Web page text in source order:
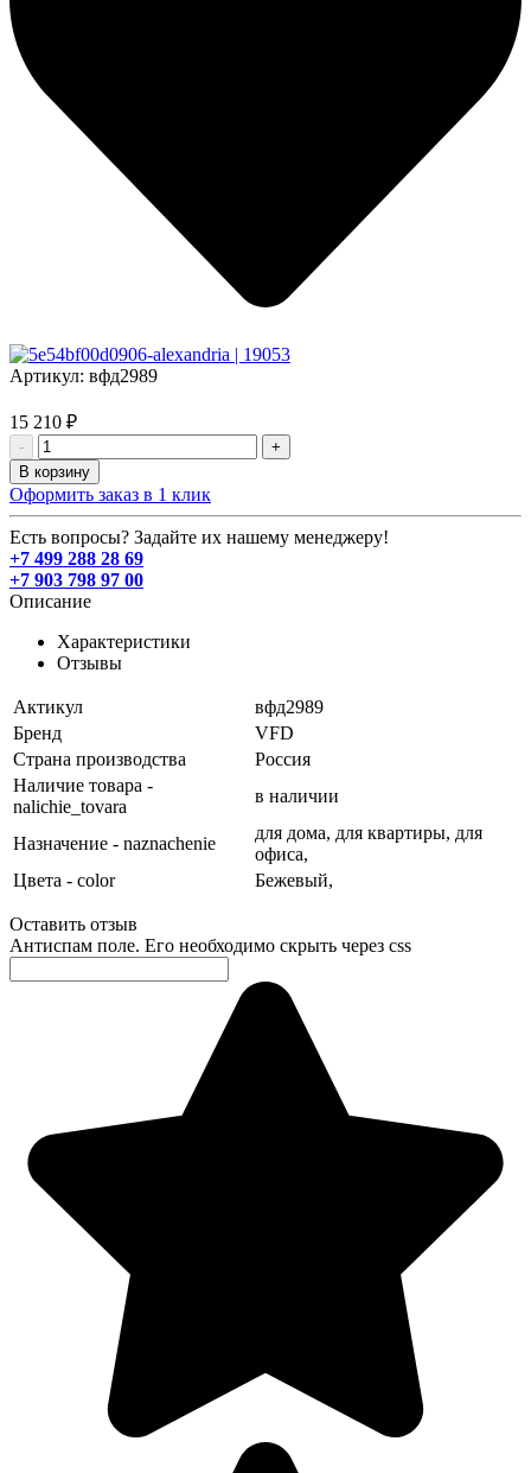
Артикул: вфд2989
15 210 ₽
-
+
В корзину
Оформить заказ в 1 клик
Есть вопросы? Задайте их нашему менеджеру!
+7 499 288 28 69
+7 903 798 97 00
Описание
Характеристики
Отзывы
Актикул
вфд2989
Бренд
VFD
Страна производства
Россия
Наличие товара -
nalichie_tovara
в наличии
Назначение - naznachenie
для дома, для квартиры, для
офиса,
Цвета - color
Бежевый,
Оставить отзыв
Антиспам поле. Его необходимо скрыть через css